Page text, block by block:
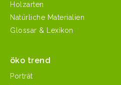
Holzarten
Natürliche Materialien
Glossar & Lexikon
öko trend
Porträt